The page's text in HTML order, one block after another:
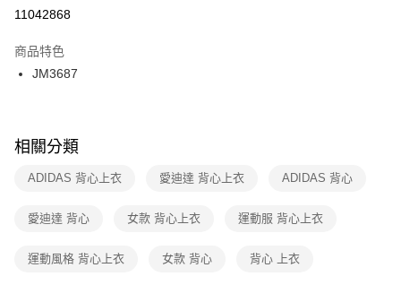
１．於結帳方式選擇「AFTEE先享後付」後，將跳轉至「AFTEE先享後付」
２．訂單成立數日內，您將收到繳費通知簡訊。
３．收到繳費通知簡訊後14天內，點擊此簡訊中的連結，可透過四大超商／
ATM／網路銀行／等多元方式進行付款，方視為交易完成。
※ 交易是否成功請以「AFTEE先享後付 」之結帳頁面顯示為準，若有關於
是否繳費成功／繳費後需取消欲退款等相關疑問，請聯繫「AFTEE先享後付
客戶支援中心」
https://netprotections.freshdesk.com/support/home
１．透過由恩沛科技股份有限公司提供之「AFTEE先享後付」服務完成之交
權轉讓予恩沛科技股份有限公司。
每筆NT$100，滿NT$1,500(含以上)免運費
付款後門市自取
每筆NT$100，滿NT$1,500(含以上)免運費
11042868
商品特色
JM3687
相關分類
ADIDAS 背心上衣 愛迪達 背心上衣 ADIDAS 背心
愛迪達 背心 女款 背心上衣 運動服 背心上衣
運動風格 背心上衣 女款 背心 背心 上衣